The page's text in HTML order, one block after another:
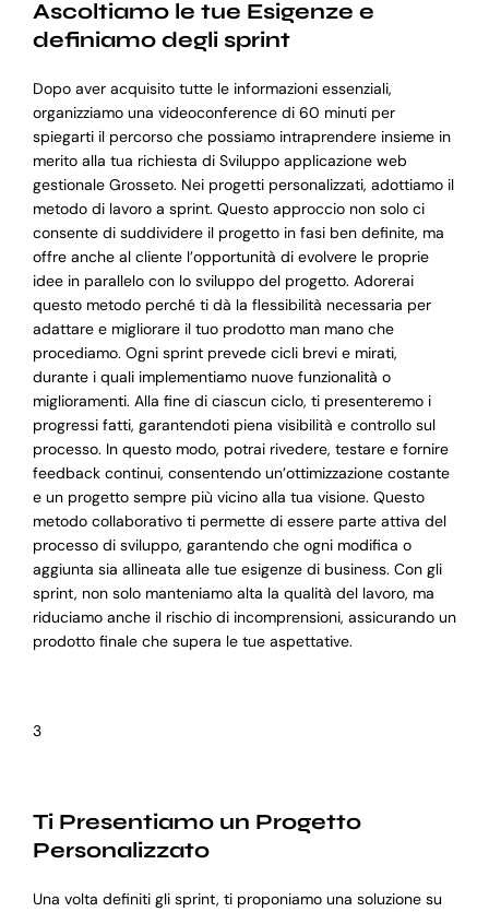
Ascoltiamo le tue Esigenze e
definiamo degli sprint
Dopo aver acquisito tutte le informazioni essenziali,
organizziamo una videoconference di 60 minuti per
spiegarti il percorso che possiamo intraprendere insieme in
merito alla tua richiesta di Sviluppo applicazione web
gestionale Grosseto. Nei progetti personalizzati, adottiamo il
metodo di lavoro a sprint. Questo approccio non solo ci
consente di suddividere il progetto in fasi ben definite, ma
offre anche al cliente l’opportunità di evolvere le proprie
idee in parallelo con lo sviluppo del progetto. Adorerai
questo metodo perché ti dà la flessibilità necessaria per
adattare e migliorare il tuo prodotto man mano che
procediamo. Ogni sprint prevede cicli brevi e mirati,
durante i quali implementiamo nuove funzionalità o
miglioramenti. Alla fine di ciascun ciclo, ti presenteremo i
progressi fatti, garantendoti piena visibilità e controllo sul
processo. In questo modo, potrai rivedere, testare e fornire
feedback continui, consentendo un’ottimizzazione costante
e un progetto sempre più vicino alla tua visione. Questo
metodo collaborativo ti permette di essere parte attiva del
processo di sviluppo, garantendo che ogni modifica o
aggiunta sia allineata alle tue esigenze di business. Con gli
sprint, non solo manteniamo alta la qualità del lavoro, ma
riduciamo anche il rischio di incomprensioni, assicurando un
prodotto finale che supera le tue aspettative.
3
Ti Presentiamo un Progetto
Personalizzato
Una volta definiti gli sprint, ti proponiamo una soluzione su